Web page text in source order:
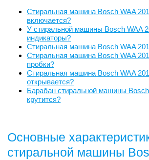
Стиральная машина Bosch WAA
включается?
У стиральной машины Bosch WAA
индикаторы?
Стиральная машина Bosch WAA
Стиральная машина Bosch WAA
пробки?
Стиральная машина Bosch WAA
открывается?
Барабан стиральной машины
крутится?
Основные
стиральной машины